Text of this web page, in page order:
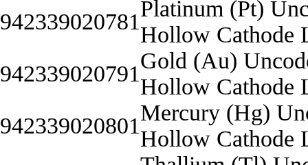
942339020781
Platinum (Pt)
Hollow Cathode
942339020791
Gold (Au)
Hollow Cathode
942339020801
Mercury (Hg)
Hollow Cathode